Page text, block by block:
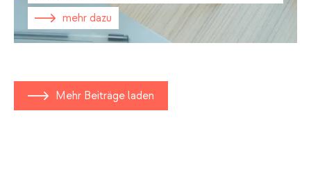
mehr dazu
Mehr Beiträge laden